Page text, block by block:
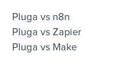
Pluga vs n8n
Pluga vs Zapier
Pluga vs Make